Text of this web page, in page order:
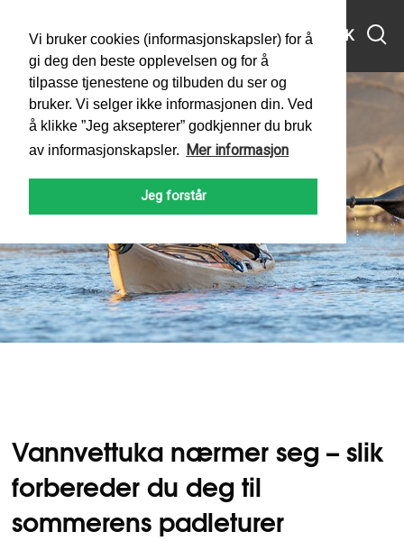
Vi bruker cookies (informasjonskapsler) for å
gi deg den beste opplevelsen og for å
tilpasse tjenestene og tilbuden du ser og
bruker. Vi selger ikke informasjonen din. Ved
å klikke ”Jeg aksepterer” godkjenner du bruk
av informasjonskapsler.
Mer informasjon
Jeg forstår
MENY SØK
Vannvettuka nærmer seg – slik
forbereder du deg til
sommerens padleturer